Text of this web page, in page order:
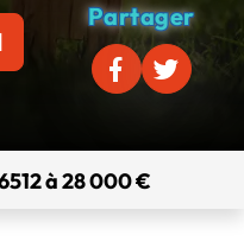
Partager
à 28 000 €